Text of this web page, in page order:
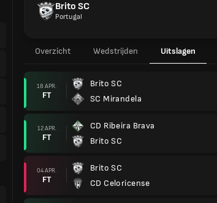
Brito SC
Portugal
Overzicht Wedstrijden Uitslagen
18 APR.
FT
Brito SC
SC Mirandela
12 APR.
FT
CD Ribeira Brava
Brito SC
04 APR.
FT
Brito SC
CD Celoricense